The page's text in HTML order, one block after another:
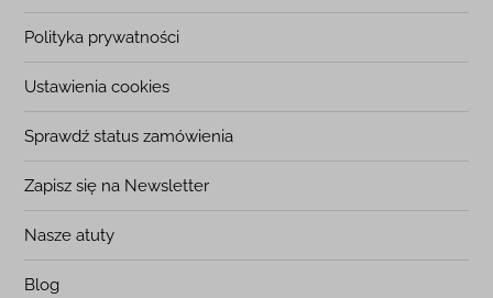
Polityka prywatności
Ustawienia cookies
Sprawdź status zamówienia
Zapisz się na Newsletter
Nasze atuty
Blog